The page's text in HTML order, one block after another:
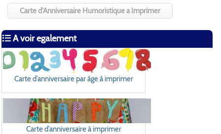
Carte d'Anniversaire Humoristique a Imprimer
A voir egalement
Carte d’anniversaire par âge à imprimer
Carte d’anniversaire à imprimer